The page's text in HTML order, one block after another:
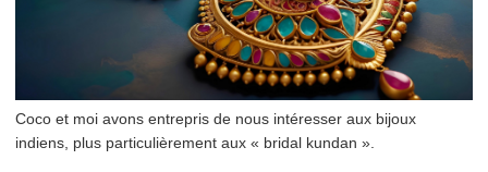
Coco et moi avons entrepris de nous intéresser aux bijoux
indiens, plus particulièrement aux « bridal kundan ».